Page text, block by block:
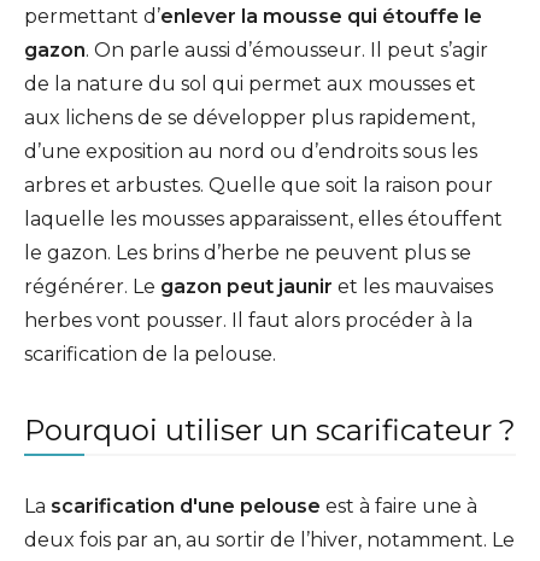
permettant d’enlever la mousse qui étouffe le
gazon. On parle aussi d’émousseur. Il peut s’agir
de la nature du sol qui permet aux mousses et
aux lichens de se développer plus rapidement,
d’une exposition au nord ou d’endroits sous les
arbres et arbustes. Quelle que soit la raison pour
laquelle les mousses apparaissent, elles étouffent
le gazon. Les brins d’herbe ne peuvent plus se
régénérer. Le gazon peut jaunir et les mauvaises
herbes vont pousser. Il faut alors procéder à la
scarification de la pelouse.
Pourquoi utiliser un scarificateur ?
La scarification d'une pelouse est à faire une à
deux fois par an, au sortir de l’hiver, notamment. Le